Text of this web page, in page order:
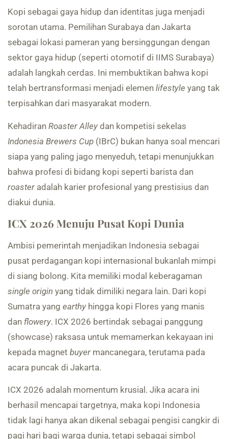
Kopi sebagai gaya hidup dan identitas juga menjadi
sorotan utama. Pemilihan Surabaya dan Jakarta
sebagai lokasi pameran yang bersinggungan dengan
sektor gaya hidup (seperti otomotif di IIMS Surabaya)
adalah langkah cerdas. Ini membuktikan bahwa kopi
telah bertransformasi menjadi elemen lifestyle yang tak
terpisahkan dari masyarakat modern.
Kehadiran Roaster Alley dan kompetisi sekelas
Indonesia Brewers Cup (IBrC) bukan hanya soal mencari
siapa yang paling jago menyeduh, tetapi menunjukkan
bahwa profesi di bidang kopi seperti barista dan
roaster adalah karier profesional yang prestisius dan
diakui dunia.
ICX 2026 Menuju Pusat Kopi Dunia
Ambisi pemerintah menjadikan Indonesia sebagai
pusat perdagangan kopi internasional bukanlah mimpi
di siang bolong. Kita memiliki modal keberagaman
single origin yang tidak dimiliki negara lain. Dari kopi
Sumatra yang earthy hingga kopi Flores yang manis
dan flowery. ICX 2026 bertindak sebagai panggung
(showcase) raksasa untuk memamerkan kekayaan ini
kepada magnet buyer mancanegara, terutama pada
acara puncak di Jakarta.
ICX 2026 adalah momentum krusial. Jika acara ini
berhasil mencapai targetnya, maka kopi Indonesia
tidak lagi hanya akan dikenal sebagai pengisi cangkir di
pagi hari bagi warga dunia, tetapi sebagai simbol